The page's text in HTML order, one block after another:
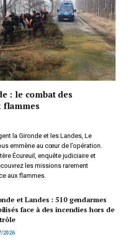
: le combat des
flammes
la Gironde et les Landes, Le
emmène au cœur de l’opération.
Écureuil, enquête judiciaire et
les missions rarement
aux flammes.
et Landes : 510 gendarmes
face à des incendies hors de
2026